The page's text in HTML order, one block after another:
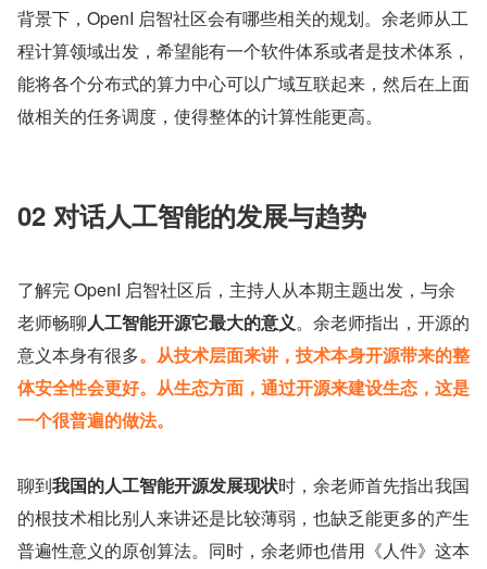
背景下，OpenI 启智社区会有哪些相关的规划。余老师从工
程计算领域出发，希望能有一个软件体系或者是技术体系，
能将各个分布式的算力中心可以广域互联起来，然后在上面
做相关的任务调度，使得整体的计算性能更高。
02 对话人工智能的发展与趋势
了解完 OpenI 启智社区后，主持人从本期主题出发，与余
老师畅聊人工智能开源它最大的意义。余老师指出，开源的
意义本身有很多。从技术层面来讲，技术本身开源带来的整
体安全性会更好。从生态方面，通过开源来建设生态，这是
一个很普遍的做法。
聊到我国的人工智能开源发展现状时，余老师首先指出我国
的根技术相比别人来讲还是比较薄弱，也缺乏能更多的产生
普遍性意义的原创算法。同时，余老师也借用《人件》这本